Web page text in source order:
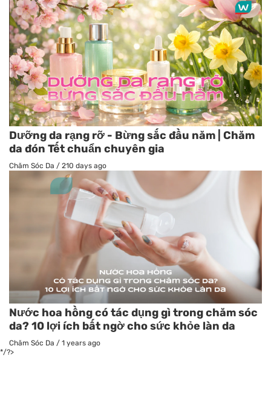
Dưỡng da rạng rỡ - Bừng sắc đầu năm | Chăm
da đón Tết chuẩn chuyên gia
Chăm Sóc Da / 210 days ago
Nước hoa hồng có tác dụng gì trong chăm sóc
da? 10 lợi ích bất ngờ cho sức khỏe làn da
Chăm Sóc Da / 1 years ago
*/?>